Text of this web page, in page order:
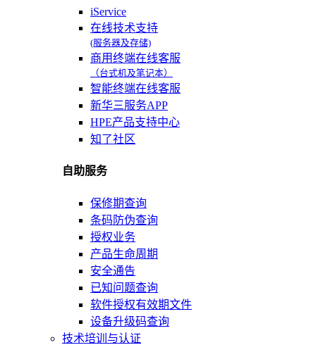
iService
在线技术支持
(服务器及存储)
商用终端在线客服
（台式机及笔记本）
智能终端在线客服
新华三服务APP
HPE产品支持中心
知了社区
自助服务
保修期查询
条码防伪查询
授权业务
产品生命周期
安全通告
已知问题查询
软件授权有效期文件
设备升级码查询
技术培训与认证